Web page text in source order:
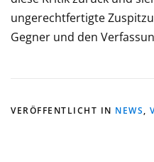
ungerechtfertigte
Gegner und den
VERÖFFENTLICHT IN NEWS,